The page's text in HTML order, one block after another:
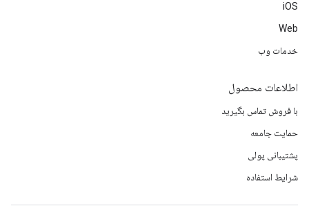
iOS
Web
خدمات وب
اطلاعات محصول
با فروش تماس بگیرید
حمایت جامعه
پشتیبانی پولی
شرایط استفاده